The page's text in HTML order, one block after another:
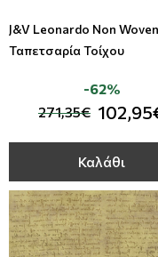
J&V Leonardo Non
Ταπετσαρία Τοίχου
271,35€
-62%
Καλάθι